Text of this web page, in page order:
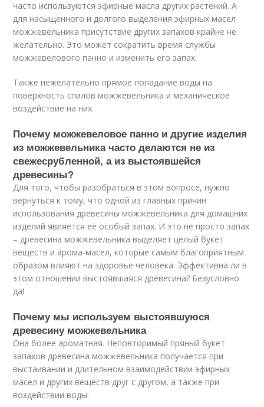
часто используются эфирные масла других растений. А
для насыщенного и долгого выделения эфирных масел
можжевельника присутствие других запахов крайне не
желательно. Это может сократить время службы
можжевелового панно и изменить его запах.
Также нежелательно прямое попадание воды на
поверхность спилов можжевельника и механическое
воздействие на них.
Почему можжевеловое панно и другие изделия
из можжевельника часто делаются не из
свежесрубленной, а из выстоявшейся
древесины?
Для того, чтобы разобраться в этом вопросе, нужно
вернуться к тому, что одной из главных причин
использования древесины можжевельника для домашних
изделий является её особый запах. И это не просто запах
– древесина можжевельника выделяет целый букет
веществ и арома-масел, которые самым благоприятным
образом влияют на здоровье человека. Эффективна ли в
этом отношении выстоявшаяся древесина? Безусловно
да!
Почему мы используем выстоявшуюся
древесину можжевельника
Она более ароматная. Неповторимый пряный букет
запахов древесина можжевельника получается при
выстаивании и длительном взаимодействии эфирных
масел и других веществ друг с другом, а также при
воздействии воды.